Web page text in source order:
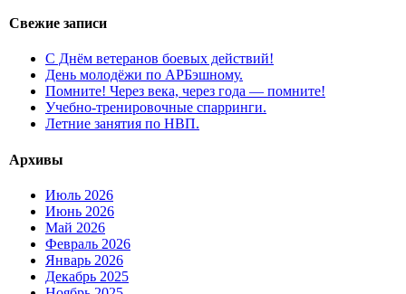
Свежие записи
С Днём ветеранов боевых действий!
День молодёжи по АРБэшному.
Помните! Через века, через года — помните!
Учебно-тренировочные спарринги.
Летние занятия по НВП.
Архивы
Июль 2026
Июнь 2026
Май 2026
Февраль 2026
Январь 2026
Декабрь 2025